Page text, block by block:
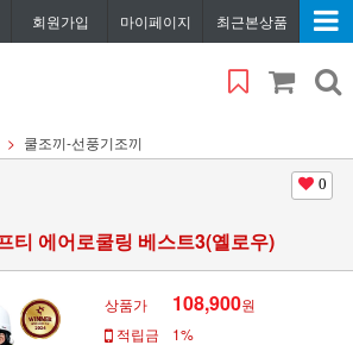
회원가입 마이페이지 최근본상품
쿨조끼-선풍기조끼
0
티 에어로쿨링 베스트3(옐로우)
상품가 108,900원
적립금
1%